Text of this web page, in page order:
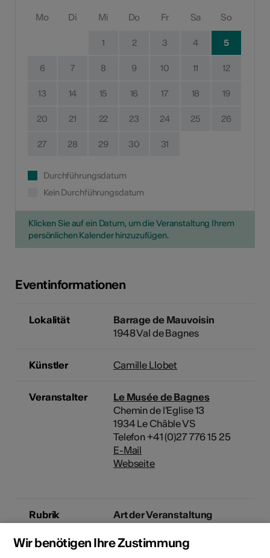
Mo Di Mi Do Fr Sa So
1 2 3 4 5
6 7 8 9 10 11 12
13 14 15 16 17 18 19
20 21 22 23 24 25 26
27 28 29 30 31
Durchführungsdatum
Kein Durchführungsdatum
Klicken Sie auf ein Datum, um die Veranstaltung Ihrem
persönlichen Kalender hinzuzufügen.
Eventinformationen
Lokalität
Barrage de Mauvoisin
1948 Val de Bagnes
Künstler Camille Llobet
Veranstalter
Le Musée de Bagnes
Chemin de l'Eglise 13
1934 Le Châble VS
Telefon +41 (0)27 776 15 25
E-Mail
Webseite
Rubrik
Art der Veranstaltung
Altersfreigabe
Wir benötigen Ihre Zustimmung